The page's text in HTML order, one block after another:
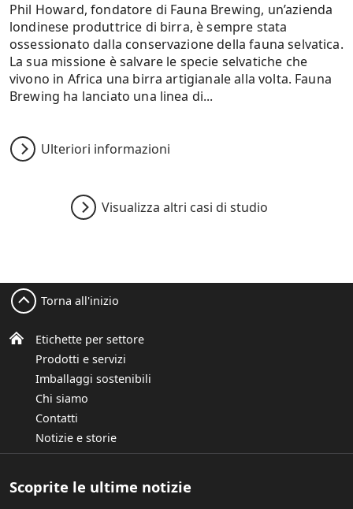
Phil Howard, fondatore di Fauna Brewing, un’azienda
londinese produttrice di birra, è sempre stata
ossessionato dalla conservazione della fauna selvatica.
La sua missione è salvare le specie selvatiche che
vivono in Africa una birra artigianale alla volta. Fauna
Brewing ha lanciato una linea di...
Ulteriori informazioni
Visualizza altri casi di studio
Etichette per settore
Prodotti e servizi
Imballaggi sostenibili
Chi siamo
Contatti
Notizie e storie
Torna all'inizio
Scoprite le ultime notizie